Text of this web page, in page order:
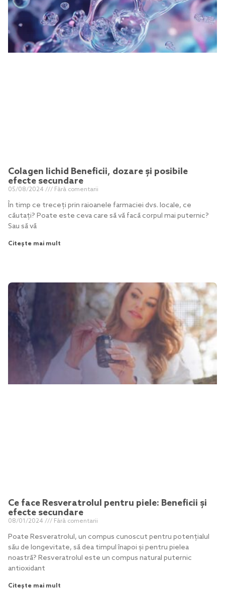
Colagen lichid Beneficii, dozare și posibile
efecte secundare
05/08/2024 Fără comentarii
În timp ce treceți prin raioanele farmaciei dvs. locale, ce
căutați? Poate este ceva care să vă facă corpul mai puternic?
Sau să vă
Citește mai mult
Ce face Resveratrolul pentru piele: Beneficii și
efecte secundare
08/01/2024 Fără comentarii
Poate Resveratrolul, un compus cunoscut pentru potențialul
său de longevitate, să dea timpul înapoi și pentru pielea
noastră? Resveratrolul este un compus natural puternic
antioxidant
Citește mai mult